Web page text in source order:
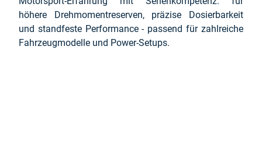
höhere Drehmomentreserven, präzise Dosierbarkeit
und standfeste Performance - passend für zahlreiche
Fahrzeugmodelle und Power-Setups.